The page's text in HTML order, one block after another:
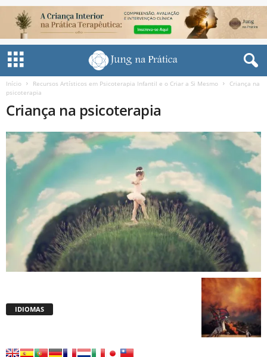
Início Recursos Artísticos em Psicoterapia Infantil e o Criar a Si Mesmo
Criança na
psicoterapia
Criança na psicoterapia
IDIOMAS